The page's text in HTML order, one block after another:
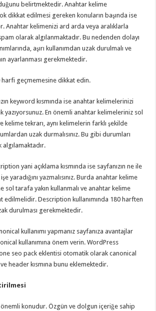
belirtmektedir. Anahtar kelime
dikkat edilmesi gereken konuların başında ise
Anahtar kelimenizi ard arda veya aralıklarla
olarak algılanmaktadır. Bu nedenden dolayı
aşırı kullanımdan uzak durulmalı ve
ayarlanması gerekmektedir.
harfi geçmemesine dikkat edin.
keyword kısmında ise anahtar kelimelerinizi
yazıyorsunuz. En önemli anahtar kelimeleriniz sol
kelime tekrarı, aynı kelimelerin farklı şekilde
uzak durmalısınız. Bu gibi durumları
yani açıklama kısmında ise sayfanızın ne ile
yaradığını yazmalısınız. Burda anahtar kelime
sol tarafa yakın kullanmalı ve anahtar kelime
edilmelidir. Description kullanımında 180 harften
durulması gerekmektedir.
kullanımı yapmanız sayfanıza avantajlar
kullanımına önem verin. WordPress
one seo pack eklentisi otomatik olarak canonical
header kısmına bunu eklemektedir.
önemli konudur. Özgün ve dolgun içeriğe sahip